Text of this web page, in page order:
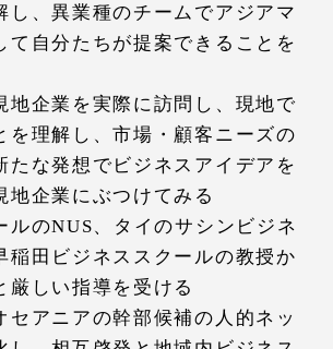
し、異業種のチームでアジアマ
て自分たちが提案できることを
地企業を実際に訪問し、現地で
を理解し、市場・顧客ニーズの
たな発想でビジネスアイデアを
地企業にぶつけてみる
ルのNUS、タイのサシンビジネ
稲田ビジネススクールの教授か
厳しい指導を受ける
セアニアの幹部候補の人的ネッ